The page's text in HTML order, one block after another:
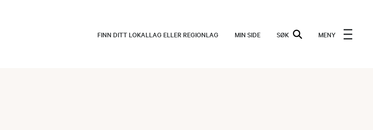
FINN DITT LOKALLAG ELLER REGIONLAG MIN SIDE SØK MENY